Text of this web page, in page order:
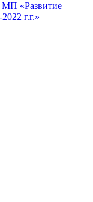
МП «Развитие
г.г.»